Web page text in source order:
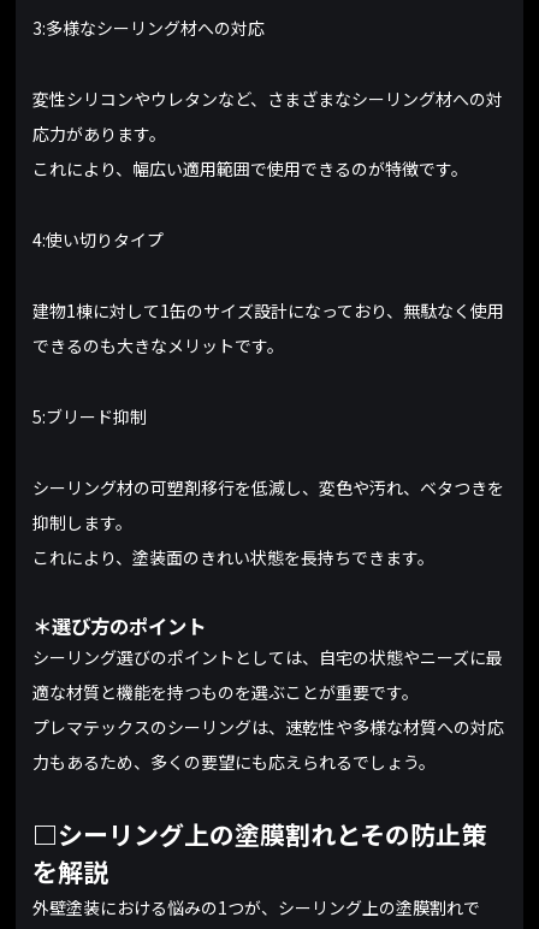
3:多様なシーリング材への対応
変性シリコンやウレタンなど、さまざまなシーリング材への対
応力があります。
これにより、幅広い適用範囲で使用できるのが特徴です。
4:使い切りタイプ
建物1棟に対して1缶のサイズ設計になっており、無駄なく使用
できるのも大きなメリットです。
5:ブリード抑制
シーリング材の可塑剤移行を低減し、変色や汚れ、ベタつきを
抑制します。
これにより、塗装面のきれい状態を長持ちできます。
＊選び方のポイント
シーリング選びのポイントとしては、自宅の状態やニーズに最
適な材質と機能を持つものを選ぶことが重要です。
プレマテックスのシーリングは、速乾性や多様な材質への対応
力もあるため、多くの要望にも応えられるでしょう。
□シーリング上の塗膜割れとその防止策
を解説
外壁塗装における悩みの1つが、シーリング上の塗膜割れで